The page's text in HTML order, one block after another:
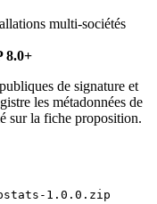
multi-sociétés
8.0+
de signature et
les métadonnées de
sur la fiche proposition.
1.0.0.zip